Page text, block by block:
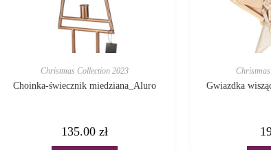
Christmas Collection 2023
Choinka-świecznik miedziana_Aluro
135.00zł
Gwiazdka